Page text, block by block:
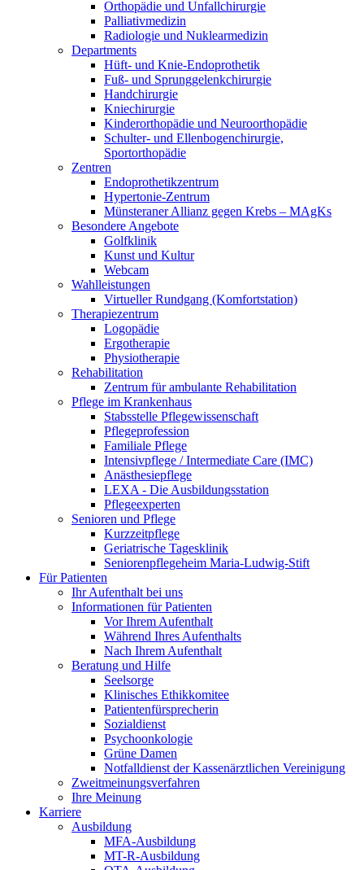
Orthopädie und Unfallchirurgie
Palliativmedizin
Radiologie und Nuklearmedizin
Departments
Hüft- und Knie-Endoprothetik
Fuß- und Sprunggelenkchirurgie
Handchirurgie
Kniechirurgie
Kinderorthopädie und Neuroorthopädie
Schulter- und Ellenbogenchirurgie,
Sportorthopädie
Zentren
Endoprothetikzentrum
Hypertonie-Zentrum
Münsteraner Allianz gegen Krebs – MAgKs
Besondere Angebote
Golfklinik
Kunst und Kultur
Webcam
Wahlleistungen
Virtueller Rundgang (Komfortstation)
Therapiezentrum
Logopädie
Ergotherapie
Physiotherapie
Rehabilitation
Zentrum für ambulante Rehabilitation
Pflege im Krankenhaus
Stabsstelle Pflegewissenschaft
Pflegeprofession
Familiale Pflege
Intensivpflege / Intermediate Care (IMC)
Anästhesiepflege
LEXA - Die Ausbildungsstation
Pflegeexperten
Senioren und Pflege
Kurzzeitpflege
Geriatrische Tagesklinik
Seniorenpflegeheim Maria-Ludwig-Stift
Für Patienten
Ihr Aufenthalt bei uns
Informationen für Patienten
Vor Ihrem Aufenthalt
Während Ihres Aufenthalts
Nach Ihrem Aufenthalt
Beratung und Hilfe
Seelsorge
Klinisches Ethikkomitee
Patientenfürsprecherin
Sozialdienst
Psychoonkologie
Grüne Damen
Notfalldienst der Kassenärztlichen Vereinigung
Zweitmeinungsverfahren
Ihre Meinung
Karriere
Ausbildung
MFA-Ausbildung
MT-R-Ausbildung